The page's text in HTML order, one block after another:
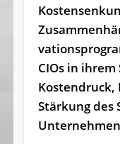
CIOs in ihrem
Stärkung des